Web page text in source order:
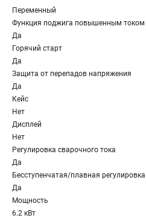
Переменный
Функция поджига повышенным током
Да
Горячий старт
Да
Защита от перепадов напряжения
Да
Кейс
Нет
Дисплей
Нет
Регулировка сварочного тока
Да
Бесступенчатая/плавная регулировка
Да
Мощность
6.2 кВт